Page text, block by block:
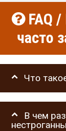
FAQ
часто
Что
В чем